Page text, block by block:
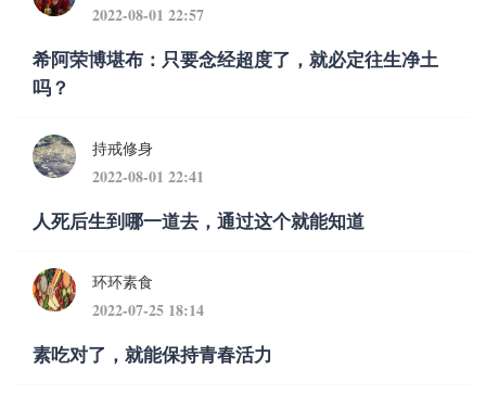
2022-08-01 22:57
希阿荣博堪布：只要念经超度了，就必定往生净土
吗？
持戒修身
2022-08-01 22:41
人死后生到哪一道去，通过这个就能知道
环环素食
2022-07-25 18:14
素吃对了，就能保持青春活力